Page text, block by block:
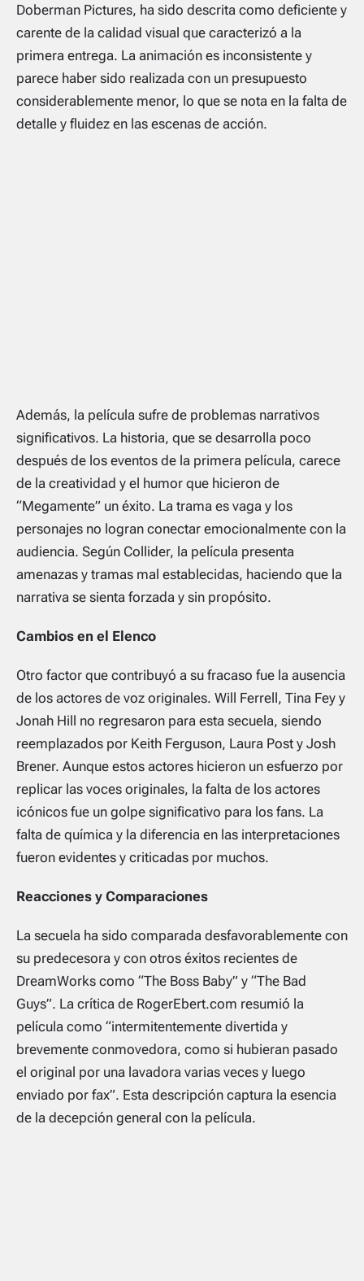
Doberman Pictures, ha sido descrita como deficiente y
carente de la calidad visual que caracterizó a la
primera entrega. La animación es inconsistente y
parece haber sido realizada con un presupuesto
considerablemente menor, lo que se nota en la falta de
detalle y fluidez en las escenas de acción.
Además, la película sufre de problemas narrativos
significativos. La historia, que se desarrolla poco
después de los eventos de la primera película, carece
de la creatividad y el humor que hicieron de
“Megamente” un éxito. La trama es vaga y los
personajes no logran conectar emocionalmente con la
audiencia. Según Collider, la película presenta
amenazas y tramas mal establecidas, haciendo que la
narrativa se sienta forzada y sin propósito.
Cambios en el Elenco
Otro factor que contribuyó a su fracaso fue la ausencia
de los actores de voz originales. Will Ferrell, Tina Fey y
Jonah Hill no regresaron para esta secuela, siendo
reemplazados por Keith Ferguson, Laura Post y Josh
Brener. Aunque estos actores hicieron un esfuerzo por
replicar las voces originales, la falta de los actores
icónicos fue un golpe significativo para los fans. La
falta de química y la diferencia en las interpretaciones
fueron evidentes y criticadas por muchos.
Reacciones y Comparaciones
La secuela ha sido comparada desfavorablemente con
su predecesora y con otros éxitos recientes de
DreamWorks como “The Boss Baby” y “The Bad
Guys”. La crítica de RogerEbert.com resumió la
película como “intermitentemente divertida y
brevemente conmovedora, como si hubieran pasado
el original por una lavadora varias veces y luego
enviado por fax”. Esta descripción captura la esencia
de la decepción general con la película.